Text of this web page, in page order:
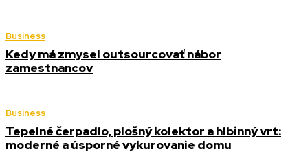
Business
Kedy má zmysel outsourcovať nábor
zamestnancov
Business
Tepelné čerpadlo, plošný kolektor a hlbinný vrt:
moderné a úsporné vykurovanie domu